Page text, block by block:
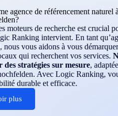
agence de référencement naturel à
moteurs de recherche est crucial
Ranking intervient. En tant
nous vous aidons à vous
qui recherchent vos services.
stratégies sur mesure,
Avec Logic Ranking,
durable et efficace.
plus